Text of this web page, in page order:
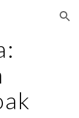
Skip to navigation